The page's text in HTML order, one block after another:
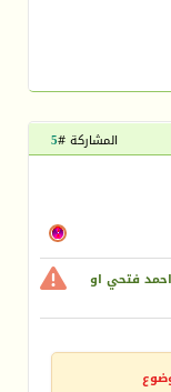
المشاركة #5
فتحي او